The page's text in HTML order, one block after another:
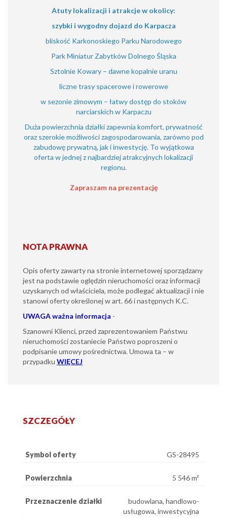
Atuty lokalizacji i atrakcje w okolicy:
szybki i wygodny dojazd do Karpacza
bliskość Karkonoskiego Parku Narodowego
Park Miniatur Zabytków Dolnego Śląska
Sztolnie Kowary – dawne kopalnie uranu
liczne trasy spacerowe i rowerowe
w sezonie zimowym – łatwy dostęp do stoków
narciarskich w Karpaczu
Duża powierzchnia działki zapewnia komfort, prywatność
oraz szerokie możliwości zagospodarowania, zarówno pod
zabudowę prywatną, jak i inwestycję. To wyjątkowa
oferta w jednej z najbardziej atrakcyjnych lokalizacji
regionu.
Zapraszam na prezentację
NOTA PRAWNA
Opis oferty zawarty na stronie internetowej sporządzany
jest na podstawie oględzin nieruchomości oraz informacji
uzyskanych od właściciela, może podlegać aktualizacji i nie
stanowi oferty określonej w art. 66 i następnych K.C.
UWAGAważna informacja -
Szanowni Klienci, przed zaprezentowaniem Państwu
nieruchomości zostaniecie Państwo poproszeni o
podpisanie umowy pośrednictwa. Umowa ta – w
przypadku WIĘCEJ
SZCZEGÓŁY
Symbol oferty GS-28495
Powierzchnia 5 546 m²
Przeznaczenie działki
budowlana, handlowo-
usługowa, inwestycyjna